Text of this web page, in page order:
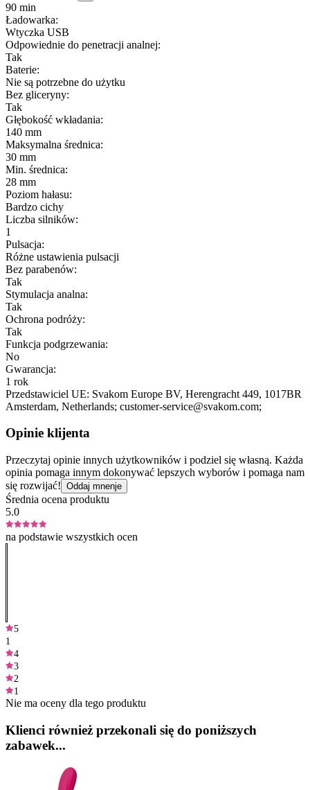
90 min
Ładowarka:
Wtyczka USB
Odpowiednie do penetracji analnej:
Tak
Baterie:
Nie są potrzebne do użytku
Bez gliceryny:
Tak
Głębokość wkładania:
140 mm
Maksymalna średnica:
30 mm
Min. średnica:
28 mm
Poziom hałasu:
Bardzo cichy
Liczba silników:
1
Pulsacja:
Różne ustawienia pulsacji
Bez parabenów:
Tak
Stymulacja analna:
Tak
Ochrona podróży:
Tak
Funkcja podgrzewania:
No
Gwarancja:
1 rok
Przedstawiciel UE: Svakom Europe BV, Herengracht 449, 1017BR
Amsterdam, Netherlands; customer-service@svakom.com;
Opinie klijenta
Przeczytaj opinie innych użytkowników i podziel się własną. Każda
opinia pomaga innym dokonywać lepszych wyborów i pomaga nam
się rozwijać! Oddaj mnenje
Średnia ocena produktu
5.0
na podstawie wszystkich ocen
5
1
4
3
2
1
Nie ma oceny dla tego produktu
Klienci również przekonali się do poniższych
zabawek...